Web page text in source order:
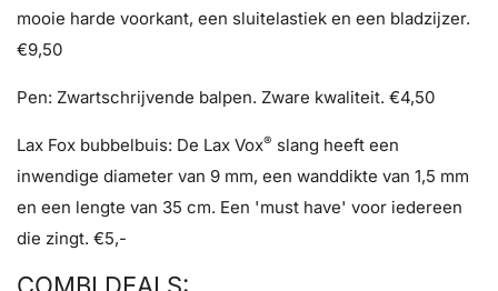
mooie harde voorkant, een sluitelastiek en een bladzijzer.
€9,50
Pen: Zwartschrijvende balpen. Zware kwaliteit. €4,50
Lax Fox bubbelbuis: De Lax Vox® slang heeft een
inwendige diameter van 9 mm, een wanddikte van 1,5 mm
en een lengte van 35 cm. Een 'must have' voor iedereen
die zingt. €5,-